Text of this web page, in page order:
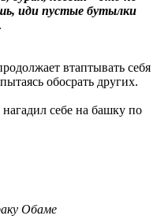
иди пустые бутылки
втаптывать себя
обосрать других.
себе на башку по
Обаме